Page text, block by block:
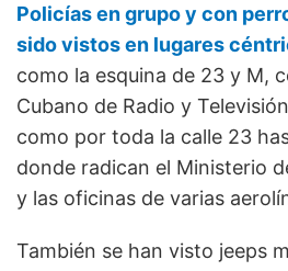
Policías en grupo y con
sido vistos en lugares
como la esquina de 23 y M,
Cubano de Radio y
como por toda la calle 23
donde radican el Ministerio
y las oficinas de varias
También se han visto jeeps